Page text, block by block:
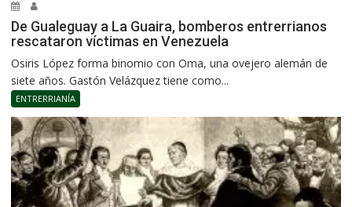
De Gualeguay a La Guaira, bomberos entrerrianos
rescataron víctimas en Venezuela
Osiris López forma binomio con Oma, una ovejero alemán de
siete años. Gastón Velázquez tiene como...
ENTRERRIANÍA